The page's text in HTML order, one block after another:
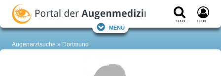
Suche Login
Menü
Augenarztsuche Dortmund